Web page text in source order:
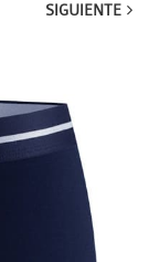
SIGUIENTE